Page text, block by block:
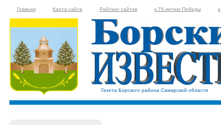
Главная Карта сайта Рейтинг сайтов к 75-летию Победы
Газета Борского района Самарской области